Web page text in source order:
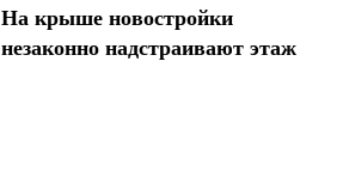
На крыше новостройки
незаконно надстраивают этаж